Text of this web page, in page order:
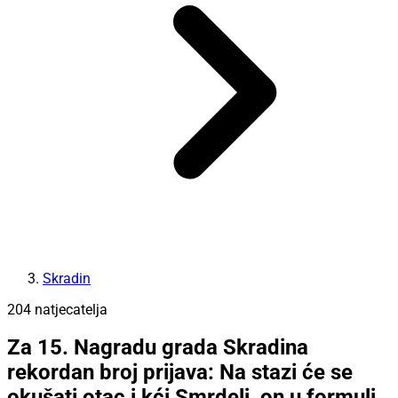
Skradin
204 natjecatelja
Za 15. Nagradu grada Skradina
rekordan broj prijava: Na stazi će se